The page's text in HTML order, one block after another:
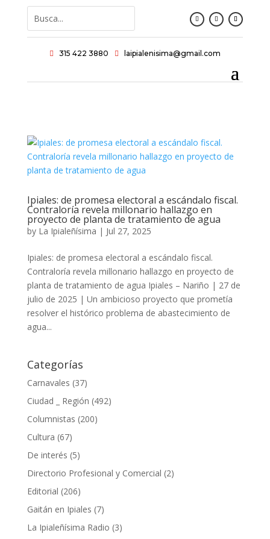
 315 422 3880  laipialenisima@gmail.com
Ipiales: de promesa electoral a escándalo fiscal.
Contraloría revela millonario hallazgo en
proyecto de planta de tratamiento de agua
by La Ipialeñísima | Jul 27, 2025
Ipiales: de promesa electoral a escándalo fiscal.
Contraloría revela millonario hallazgo en proyecto de
planta de tratamiento de agua Ipiales – Nariño | 27 de
julio de 2025 | Un ambicioso proyecto que prometía
resolver el histórico problema de abastecimiento de
agua...
Categorías
Carnavales (37)
Ciudad _ Región (492)
Columnistas (200)
Cultura (67)
De interés (5)
Directorio Profesional y Comercial (2)
Editorial (206)
Gaitán en Ipiales (7)
La Ipialeñísima Radio (3)